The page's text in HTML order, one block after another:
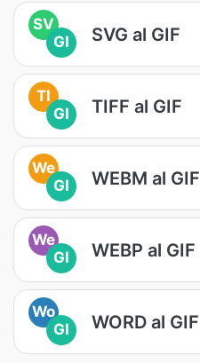
SV
GI
SVG al GIF
TI
GI
TIFF al GIF
We
GI
WEBM al GIF
We
GI
WEBP al GIF
Wo
GI
WORD al GIF